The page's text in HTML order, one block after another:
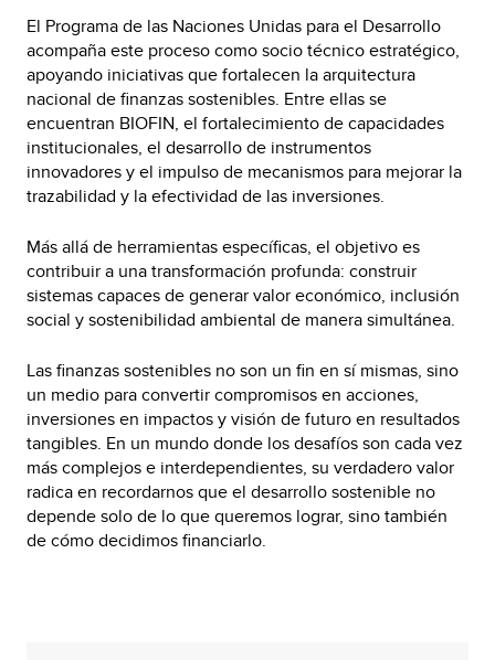
El Programa de las Naciones Unidas para el Desarrollo
acompaña este proceso como socio técnico estratégico,
apoyando iniciativas que fortalecen la arquitectura
nacional de finanzas sostenibles. Entre ellas se
encuentran BIOFIN, el fortalecimiento de capacidades
institucionales, el desarrollo de instrumentos
innovadores y el impulso de mecanismos para mejorar la
trazabilidad y la efectividad de las inversiones.
Más allá de herramientas específicas, el objetivo es
contribuir a una transformación profunda: construir
sistemas capaces de generar valor económico, inclusión
social y sostenibilidad ambiental de manera simultánea.
Las finanzas sostenibles no son un fin en sí mismas, sino
un medio para convertir compromisos en acciones,
inversiones en impactos y visión de futuro en resultados
tangibles. En un mundo donde los desafíos son cada vez
más complejos e interdependientes, su verdadero valor
radica en recordarnos que el desarrollo sostenible no
depende solo de lo que queremos lograr, sino también
de cómo decidimos financiarlo.